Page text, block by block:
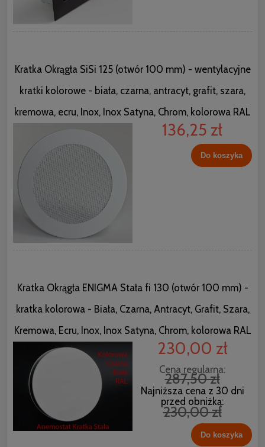
Kratka Okrągła SiSi 125 (otwór 100 mm) - wentylacyjne
kratki kolorowe - biała, czarna, antracyt, grafit, szara,
kremowa, ecru, Inox, Inox Satyna, Chrom, kolorowa RAL
136,25 zł
Do koszyka
Kratka Okrągła ENIGMA Stała fi 130 (otwór 100 mm) -
kratka kolorowa - Biała, Czarna, Antracyt, Grafit, Szara,
Kremowa, Ecru, Inox, Inox Satyna, Chrom, kolorowa RAL
230,00 zł
Cena regularna:
287,50 zł
Najniższa cena z 30 dni
przed obniżką:
230,00 zł
Do koszyka